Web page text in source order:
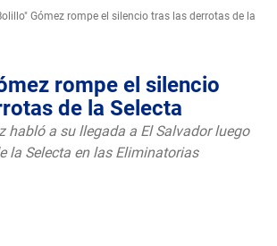
Gómez rompe el silencio tras las derrotas de la
rompe el silencio
de la Selecta
habló a su llegada a El Salvador luego
la Selecta en las Eliminatorias